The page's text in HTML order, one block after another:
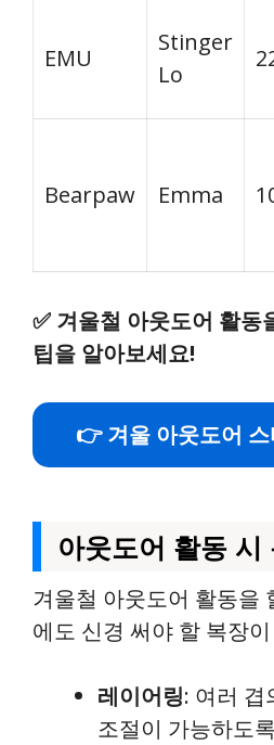
EMU
Stinger
Lo
Bearpaw Emma
✅ 겨울철 아웃도어 활동
팁을 알아보세요!
👉 겨울 아웃도어
아웃도어 활동 시
겨울철 아웃도어 활동을
에도 신경 써야 할 복장
레이어링: 여러 겹
조절이 가능하도